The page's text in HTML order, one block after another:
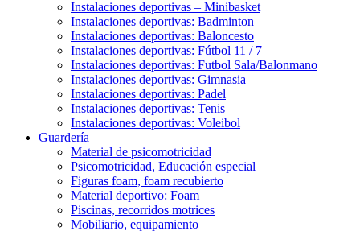
Instalaciones deportivas – Minibasket
Instalaciones deportivas: Badminton
Instalaciones deportivas: Baloncesto
Instalaciones deportivas: Fútbol 11 / 7
Instalaciones deportivas: Futbol Sala/Balonmano
Instalaciones deportivas: Gimnasia
Instalaciones deportivas: Padel
Instalaciones deportivas: Tenis
Instalaciones deportivas: Voleibol
Guardería
Material de psicomotricidad
Psicomotricidad, Educación especial
Figuras foam, foam recubierto
Material deportivo: Foam
Piscinas, recorridos motrices
Mobiliario, equipamiento